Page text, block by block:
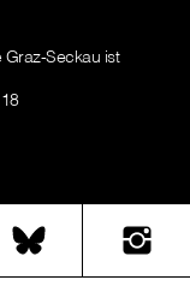
Seckau ist